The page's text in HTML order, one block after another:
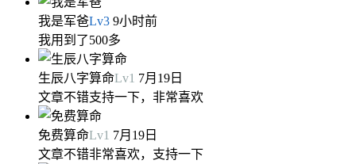
我是军爸Lv3 9小时前
我用到了500多
生辰八字算命Lv1 7月19日
文章不错支持一下，非常喜欢
免费算命Lv1 7月19日
文章不错非常喜欢，支持一下